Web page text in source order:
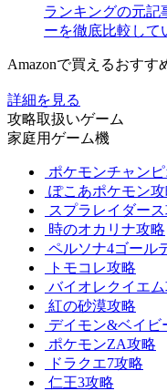
ランキングの元記
ーを徹底比較して
Amazonで買えるおすす
詳細を見る
攻略取扱いゲーム
家庭用ゲーム機
ポケモンチャン
ぽこあポケモン攻
スプラレイダー
時のオカリナ攻略
ペルソナ4ゴール
トモコレ攻略
バイオレクイエ
紅の砂漠攻略
デイモン&ベイビ
ポケモンZA攻略
ドラクエ7攻略
仁王3攻略